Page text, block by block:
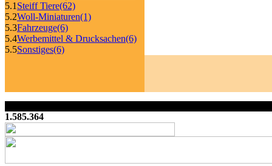
5.1 Steiff Tiere(62)
5.2Woll-Miniaturen(1)
5.3Fahrzeuge(6)
5.4Werbemittel & Drucksachen(6)
5.5Sonstiges(6)
1.585.364